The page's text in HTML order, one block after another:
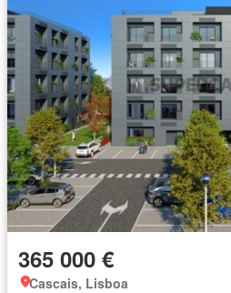
365 000 €
Cascais, Lisboa